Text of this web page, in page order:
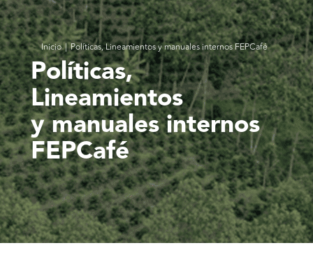
Inicio | Políticas, Lineamientos y manuales internos FEPCafé
Políticas,
Lineamientos
y manuales internos
FEPCafé